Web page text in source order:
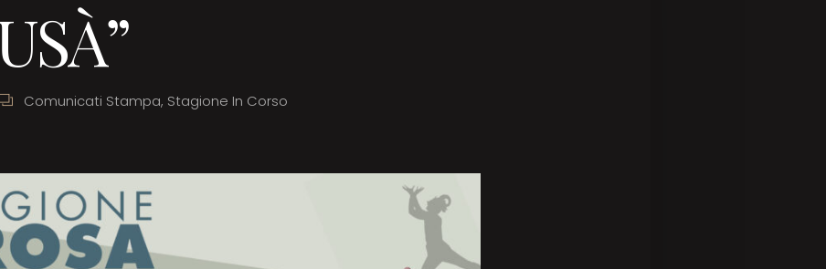
Comunicati Stampa, Stagione In Corso